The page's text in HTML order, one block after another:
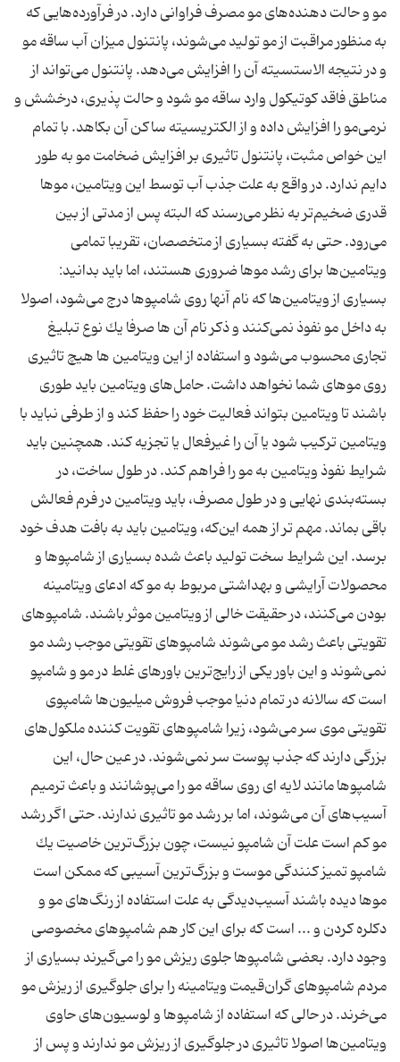
مو و حالت دهنده‌های مو مصرف فراوانی دارد. در فرآورده‌هایی که
به منظور مراقبت از مو تولید می‌شوند، پانتنول میزان آب ساقه مو
و در نتیجه الاستسیته آن را افزایش می‌دهد. پانتنول می‌تواند از
مناطق فاقد کوتیکول وارد ساقه مو شود و حالت پذیری، درخشش و
نرمی‌مو را افزایش داده و از الکتریسیته ساکن آن بکاهد. با تمام
این خواص مثبت، پانتنول تاثیری بر افزایش ضخامت مو به طور
دایم ندارد. در واقع به علت جذب آب توسط این ویتامین، موها
قدری ضخیم‌تر به نظر می‌رسند که البته پس از مدتی از بین
می‌رود. حتی به گفته بسیاری از متخصصان، تقریبا تمامی
‌ویتامین‌ها برای رشد موها ضروری هستند، اما باید بدانید:
بسیاری از ویتامین‌ها كه نام آنها روی شامپوها درج می‌شود، اصولا
به داخل مو نفوذ نمی‌كنند و ذكر نام آن ها صرفا یك نوع تبلیغ
تجاری محسوب می‌شود و استفاده از این ویتامین ‌ها هیچ تاثیری
روی موهای شما نخواهد داشت. حامل‌های ویتامین باید طوری
باشند تا ویتامین بتواند فعالیت خود را حفظ كند و از طرفی نباید با
ویتامین تركیب شود یا آن را غیرفعال یا تجزیه كند. همچنین باید
شرایط نفوذ ویتامین به مو را فراهم كند. در طول ساخت، در
بسته‌بندی نهایی و در طول مصرف، باید ویتامین در فرم فعالش
باقی بماند. مهم تر از همه این‌كه، ویتامین باید به بافت هدف خود
برسد. این شرایط سخت تولید باعث شده بسیاری از شامپوها و
محصولات آرایشی و بهداشتی مربوط به مو كه ادعای ویتامینه
بودن می‌كنند، در حقیقت خالی از ویتامین موثر باشند. شامپوهای
تقویتی باعث رشد مو می‌شوند شامپوهای تقویتی موجب رشد مو
نمی‌شوند و این باور یكی از رایج‌ترین باورهای غلط در مو و شامپو
است كه سالانه در تمام دنیا موجب فروش میلیون‌ها شامپوی
تقویتی موی سر می‌شود، زیرا شامپوهای تقویت كننده ملكول‌های
بزرگی دارند كه جذب پوست سر نمی‌شوند. در عین حال، این
شامپوها مانند لایه ای روی ساقه مو را می‌پوشانند و باعث ترمیم
آسیب‌های آن می‌شوند، اما بر رشد مو تاثیری ندارند. حتی اگر رشد
مو كم است علت آن شامپو نیست، چون بزرگ‌ترین خاصیت یك
شامپو تمیز كنندگی موست و بزرگ‌ترین آسیبی كه ممكن است
موها دیده باشند آسیب‌دیدگی به علت استفاده از رنگ‌های مو و
دكلره كردن و ... است كه برای این كار هم شامپوهای مخصوصی
وجود دارد. بعضی شامپوها جلوی ریزش مو را می‌گیرند بسیاری از
مردم شامپوهای گران‌قیمت ویتامینه را برای جلوگیری از ریزش مو
می‌خرند. در حالی كه استفاده از شامپوها و لوسیون‌های حاوی
ویتامین‌ها اصولا تاثیری در جلوگیری از ریزش مو ندارند و پس از